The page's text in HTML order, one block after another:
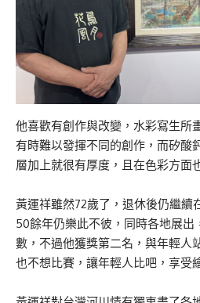
他喜歡有創作與改變，水彩寫生所
有時難以發揮不同的創作，而矽酸
層加上就很有厚度，且在色彩方面
黃運祥雖然72歲了，退休後仍繼續
50餘年仍樂此不彼，同時各地展
數，不過他獲獎第二名，與年輕人
也不想比賽，讓年輕人比吧，享受